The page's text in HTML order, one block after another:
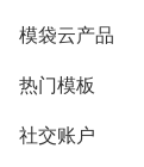
模袋云产品
别墅设计营销
模型协同展示分享
热门模板
欧式别墅
社交账户